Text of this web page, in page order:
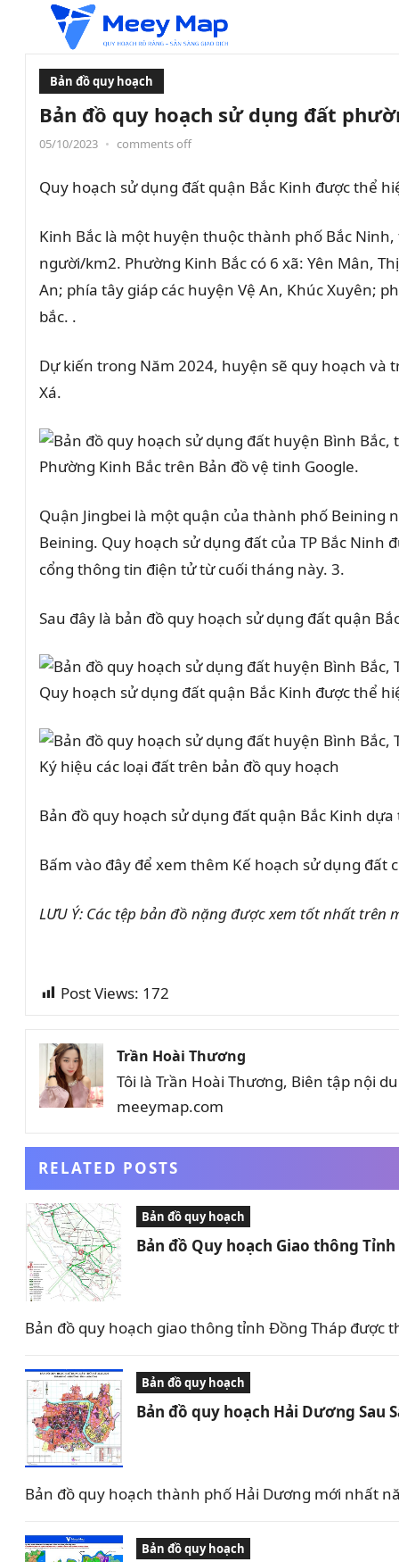
Bản đồ quy hoạch
Bản đồ quy hoạch sử dụng đất
05/10/2023 • comments off
Quy hoạch sử dụng đất quận Bắc Kinh được thể
Kinh Bắc là một huyện thuộc thành phố Bắc
người/km2. Phường Kinh Bắc có 6 xã: Yên Mân,
An; phía tây giáp các huyện Vệ An, Khúc Xuyên;
bắc. .
Dự kiến ​​trong Năm 2024, huyện sẽ quy hoạch
Xá.
Phường Kinh Bắc trên Bản đồ vệ tinh Google.
Quận Jingbei là một quận của thành phố Beining
Beining. Quy hoạch sử dụng đất của TP Bắc Ninh
cổng thông tin điện tử từ cuối tháng này. 3.
Sau đây là bản đồ quy hoạch sử dụng đất quận
Quy hoạch sử dụng đất quận Bắc Kinh được thể
Ký hiệu các loại đất trên bản đồ quy hoạch
Bản đồ quy hoạch sử dụng đất quận Bắc Kinh
Bấm vào đây để xem thêm Kế hoạch sử dụng đất
LƯU Ý: Các tệp bản đồ nặng được xem tốt nhất trên
Post Views: 172
Trần Hoài Thương
Tôi là Trần Hoài Thương, Biên tập nội
meeymap.com
RELATED POSTS
Bản đồ quy hoạch
Bản đồ Quy hoạch Giao thông
Bản đồ quy hoạch giao thông tỉnh Đồng Tháp
Bản đồ quy hoạch
Bản đồ quy hoạch Hải Dương Sau
Bản đồ quy hoạch thành phố Hải Dương mới nhất
Bản đồ quy hoạch